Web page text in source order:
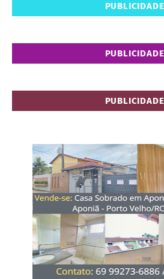
PUBLICIDADE
PUBLICIDADE
PUBLICIDADE